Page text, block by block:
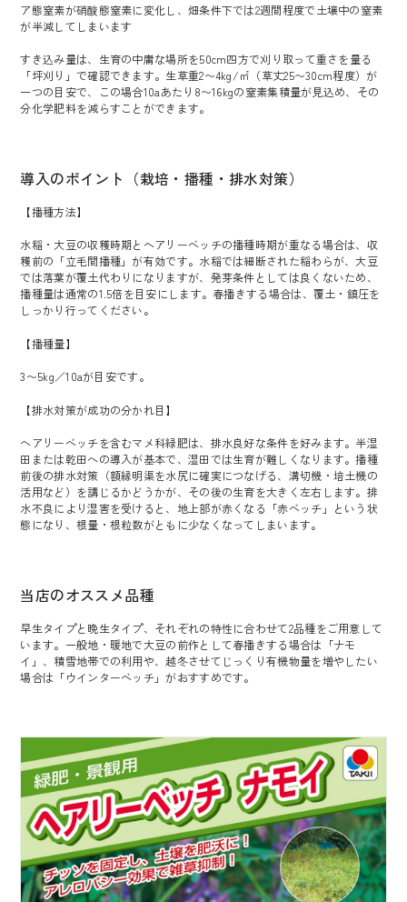
ア態窒素が硝酸態窒素に変化し、畑条件下では2週間程度で土壌中の窒素
が半減してしまいます
すき込み量は、生育の中庸な場所を50cm四方で刈り取って重さを量る
「坪刈り」で確認できます。生草重2〜4kg/㎡（草丈25〜30cm程度）が
一つの目安で、この場合10aあたり8〜16kgの窒素集積量が見込め、その
分化学肥料を減らすことができます。
導入のポイント（栽培・播種・排水対策）
【播種方法】
水稲・大豆の収穫時期とヘアリーベッチの播種時期が重なる場合は、収
穫前の「立毛間播種」が有効です。水稲では細断された稲わらが、大豆
では落葉が覆土代わりになりますが、発芽条件としては良くないため、
播種量は通常の1.5倍を目安にします。春播きする場合は、覆土・鎮圧を
しっかり行ってください。
【播種量】
3〜5kg／10aが目安です。
【排水対策が成功の分かれ目】
ヘアリーベッチを含むマメ科緑肥は、排水良好な条件を好みます。半湿
田または乾田への導入が基本で、湿田では生育が難しくなります。播種
前後の排水対策（額縁明渠を水尻に確実につなげる、溝切機・培土機の
活用など）を講じるかどうかが、その後の生育を大きく左右します。排
水不良により湿害を受けると、地上部が赤くなる「赤ベッチ」という状
態になり、根量・根粒数がともに少なくなってしまいます。
当店のオススメ品種
早生タイプと晩生タイプ、それぞれの特性に合わせて2品種をご用意して
います。一般地・暖地で大豆の前作として春播きする場合は「ナモ
イ」、積雪地帯での利用や、越冬させてじっくり有機物量を増やしたい
場合は「ウインターベッチ」がおすすめです。